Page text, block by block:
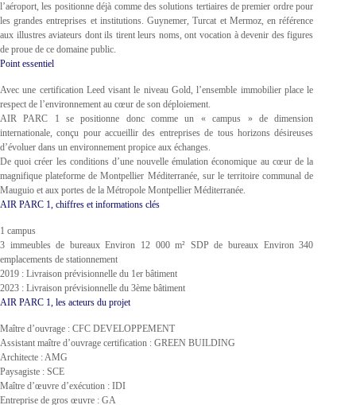
l’aéroport, les positionne déjà comme des solutions tertiaires de premier ordre pour
les grandes entreprises et institutions. Guynemer, Turcat et Mermoz, en référence
aux illustres aviateurs dont ils tirent leurs noms, ont vocation à devenir des figures
de proue de ce domaine public.
Point essentiel
Avec une certification Leed visant le niveau Gold, l’ensemble immobilier place le
respect de l’environnement au cœur de son déploiement.
AIR PARC 1 se positionne donc comme un « campus » de dimension
internationale, conçu pour accueillir des entreprises de tous horizons désireuses
d’évoluer dans un environnement propice aux échanges.
De quoi créer les conditions d’une nouvelle émulation économique au cœur de la
magnifique plateforme de Montpellier Méditerranée, sur le territoire communal de
Mauguio et aux portes de la Métropole Montpellier Méditerranée.
AIR PARC 1, chiffres et informations clés
1 campus
3 immeubles de bureaux Environ 12 000 m² SDP de bureaux Environ 340
emplacements de stationnement
2019 : Livraison prévisionnelle du 1er bâtiment
2023 : Livraison prévisionnelle du 3ème bâtiment
AIR PARC 1, les acteurs du projet
Maître d’ouvrage : CFC DEVELOPPEMENT
Assistant maître d’ouvrage certification : GREEN BUILDING
Architecte : AMG
Paysagiste : SCE
Maître d’œuvre d’exécution : IDI
Entreprise de gros œuvre : GA